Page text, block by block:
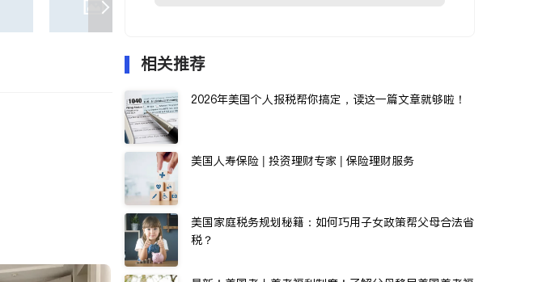
相关推荐
2026年美国个人报税帮你搞定，读这一篇文章就够啦！
美国人寿保险 | 投资理财专家 | 保险理财服务
美国家庭税务规划秘籍：如何巧用子女政策帮父母合法省
税？